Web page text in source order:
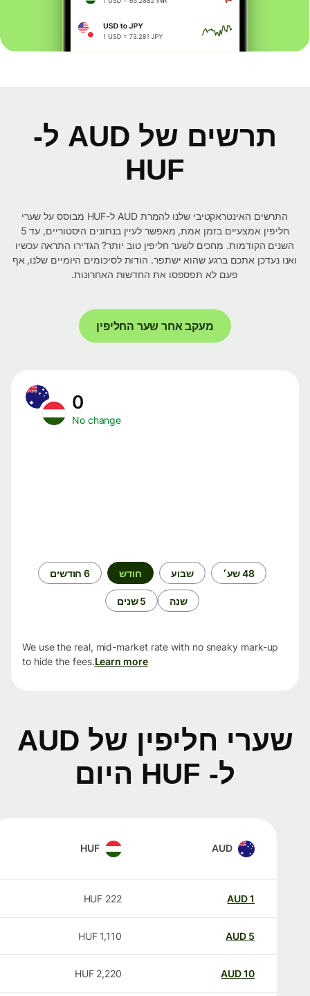
תרשים של AUD ל-
HUF
התרשים האינטראקטיבי שלנו להמרת AUD ל-HUF מבוסס על שערי
חליפין אמצעיים בזמן אמת, מאפשר לעיין בנתונים היסטוריים, עד 5
השנים הקודמות. מחכים לשער חליפין טוב יותר? הגדירו התראה עכשיו
ואנו נעדכן אתכם ברגע שהוא ישתפר. הודות לסיכומים היומיים שלנו, אף
פעם לא תפספסו את החדשות האחרונות.
מעקב אחר שער החליפין
No change
48 שע׳ שבוע חודש 6 חודשים
שנה 5 שנים
We use the real, mid-market rate with no sneaky mark-up
to hide the fees.Learn more
שערי חליפין של AUD
ל- HUF היום
AUD
HUF
AUD
222
HUF
AUD
1,110
HUF
AUD
2,220
HUF